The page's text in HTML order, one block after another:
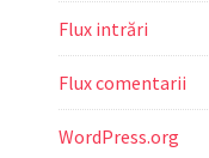
Flux intrări
Flux comentarii
WordPress.org